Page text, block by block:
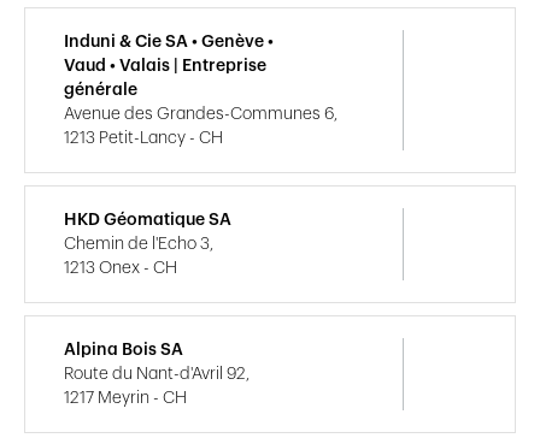
Induni & Cie SA • Genève •
Vaud • Valais | Entreprise
générale
Avenue des Grandes-Communes 6,
1213 Petit-Lancy - CH
HKD Géomatique SA
Chemin de l'Echo 3,
1213 Onex - CH
Alpina Bois SA
Route du Nant-d'Avril 92,
1217 Meyrin - CH